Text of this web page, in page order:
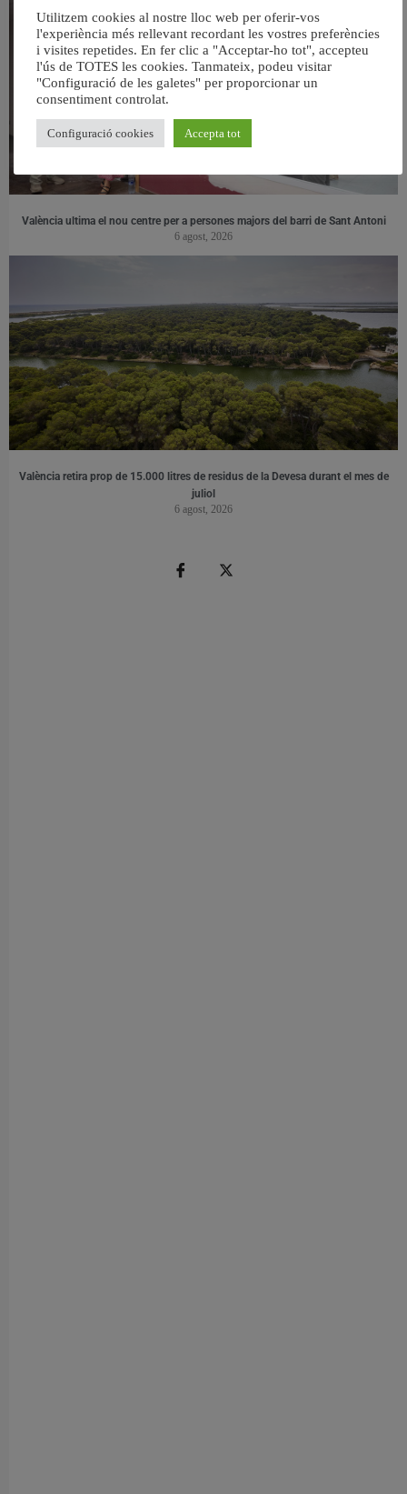
València ultima el nou centre per a persones majors del barri de Sant Antoni
6 agost, 2026
València retira prop de 15.000 litres de residus de la Devesa durant el mes de
juliol
6 agost, 2026
Utilitzem cookies al nostre lloc web per oferir-vos
l'experiència més rellevant recordant les vostres preferències
i visites repetides. En fer clic a "Acceptar-ho tot", accepteu
l'ús de TOTES les cookies. Tanmateix, podeu visitar
"Configuració de les galetes" per proporcionar un
consentiment controlat.
Configuració cookies Accepta tot